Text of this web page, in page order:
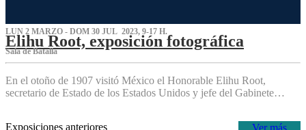
LUN 2 MARZO - DOM 30 JUL 2023, 9-17 H.
Elihu Root, exposición fotográfica
Sala de Batalla
En el otoño de 1907 visitó México el Honorable Elihu Root,
secretario de Estado de los Estados Unidos y jefe del Gabinete…
Ver más
Exposiciones anteriores